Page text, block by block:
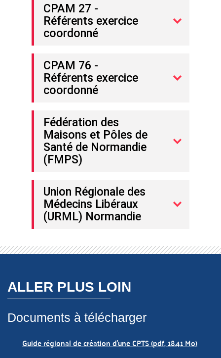
CPAM 27 -
Référents exercice
coordonné
CPAM 76 -
Référents exercice
coordonné
Fédération des
Maisons et Pôles de
Santé de Normandie
(FMPS)
Union Régionale des
Médecins Libéraux
(URML) Normandie
ALLER PLUS LOIN
Documents à télécharger
Guide régional de création d'une CPTS (pdf, 18.41 Mo)